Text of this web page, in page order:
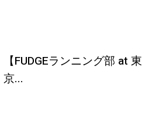
【FUDGEランニング部 at 東
京...